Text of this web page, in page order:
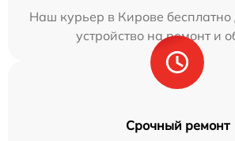
Наш курьер в Кирове бесплатно
устройство на ремонт и
Срочный ремонт